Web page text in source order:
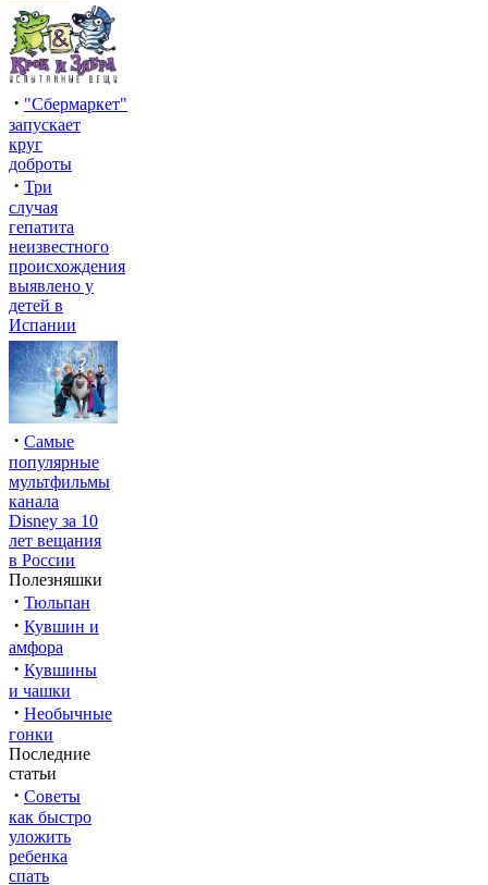
· "Сбермаркет"
запускает
круг
доброты
· Три
случая
гепатита
неизвестного
происхождения
выявлено у
детей в
Испании
· Самые
популярные
мультфильмы
канала
Disney за 10
лет вещания
в России
Полезняшки
· Тюльпан
· Кувшин и
амфора
· Кувшины
и чашки
· Необычные
гонки
Последние
статьи
· Советы
как быстро
уложить
ребенка
спать